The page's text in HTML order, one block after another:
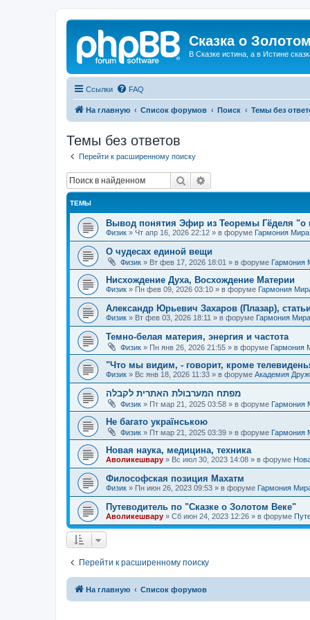
Сказка о
В Сказке истина, а в Истине
Ссылки FAQ
На главную Список форумов Поиск Темы без
Темы без ответов
Перейти к расширенному поиску
Поиск
ТЕМЫ
Вывод понятия Эфир из Теоремы Гёделя "о
Физик » Чт апр 16, 2026 22:12 » в форуме Гармония Мира
О чудесах единой вещи
Физик » Вт фев 17, 2026 18:01 » в форуме Гармония
Нисхождение Духа, Восхождение Материи
Физик » Пн фев 09, 2026 03:10 » в форуме Гармония
Александр Юрьевич Захаров (Плазар), статьи
Физик » Вт фев 03, 2026 18:11 » в форуме Гармония Мира
Темно-белая материя, энергия и частота
Физик » Пн янв 26, 2026 21:55 » в форуме Гармония
"Что мы видим, - говорит, кроме
Физик » Вс янв 18, 2026 11:33 » в форуме Академия
מפתח המערבולת האתרית לקבלה
Физик » Пт мар 21, 2025 03:58 » в форуме Гармония
Не багато українською
Физик » Пт мар 21, 2025 03:39 » в форуме Гармония
Новая наука, медицина, техника
Аволикешвару » Вс июл 30, 2023 14:08 » в форуме
Философская позиция Махатм
Физик » Пн июн 26, 2023 09:53 » в форуме Гармония
Путеводитель по "Сказке о Золотом Веке"
Аволикешвару » Сб июн 24, 2023 12:26 » в форуме
Перейти к расширенному поиску
На главную Список форумов